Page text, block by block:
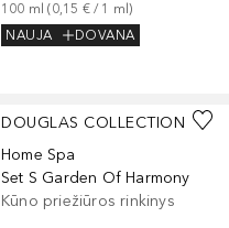
100 ml (0,15 € / 1 ml)
NAUJA
DOVANA
DOUGLAS COLLECTION
Home Spa
Set S Garden Of Harmony
Kūno priežiūros rinkinys